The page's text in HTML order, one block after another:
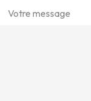
Votre message